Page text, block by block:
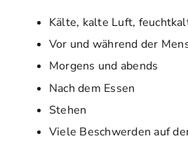
Kälte, kalte Luft,
Vor und während der
Morgens und abends
Nach dem Essen
Stehen
Viele Beschwerden auf